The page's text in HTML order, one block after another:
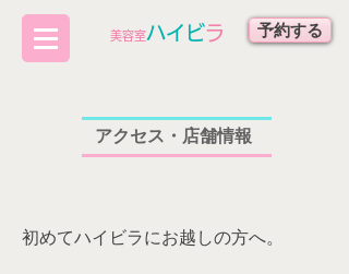
​美容室ハイビラ 予約する
アクセス・店舗情報
初めてハイビラにお越しの方へ。